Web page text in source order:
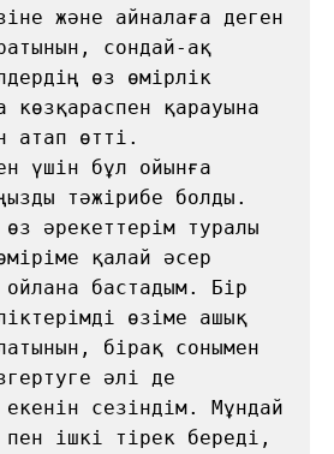
және айналаға деген
сондай-ақ
өз өмірлік
көзқараспен қарауына
атап өтті.
тәжірибе болды.
әрекеттерім туралы
қалай әсер
ойлана бастадым. Бір
өзіме ашық
бірақ сонымен
әлі де
сезіндім. Мұндай
пен ішкі тірек береді,